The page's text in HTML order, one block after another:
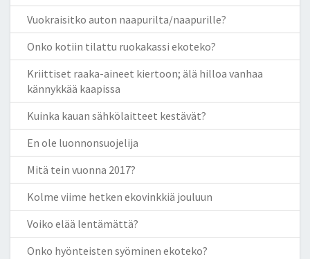
Vuokraisitko auton naapurilta/naapurille?
Onko kotiin tilattu ruokakassi ekoteko?
Kriittiset raaka-aineet kiertoon; älä hilloa vanhaa
kännykkää kaapissa
Kuinka kauan sähkölaitteet kestävät?
En ole luonnonsuojelija
Mitä tein vuonna 2017?
Kolme viime hetken ekovinkkiä jouluun
Voiko elää lentämättä?
Onko hyönteisten syöminen ekoteko?